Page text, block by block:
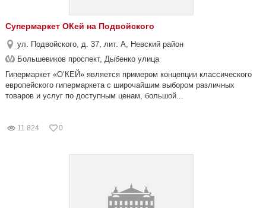
Супермаркет ОКей на Подвойского
ул. Подвойского, д. 37, лит. А, Невский район
Большевиков проспект, Дыбенко улица
Гипермаркет «О’КЕЙ» является примером концепции классического
европейского гипермаркета с широчайшим выбором различных
товаров и услуг по доступным ценам, большой...
11 824 0